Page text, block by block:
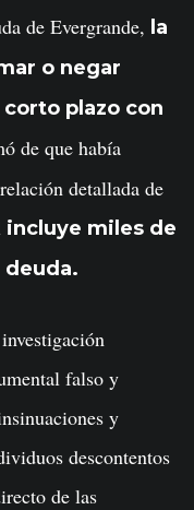
de Evergrande, la
o negar
plazo con
de que había
detallada de
incluye miles de
deuda.
falso y
y
descontentos
de las